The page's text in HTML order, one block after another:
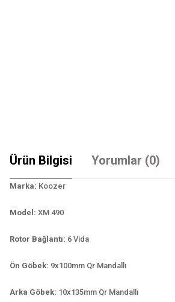
Ürün Bilgisi Yorumlar (0)
Marka: Koozer
Model: XM 490
Rotor Bağlantı: 6 Vida
Ön Göbek: 9x100mm Qr Mandallı
Arka Göbek: 10x135mm Qr Mandallı